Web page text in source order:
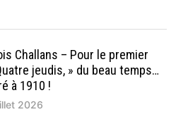
Challans – Pour le premier
jeudis, » du beau temps…
à 1910 !
2026